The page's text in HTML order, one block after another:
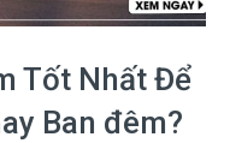
Tốt Nhất Để
Ban đêm?